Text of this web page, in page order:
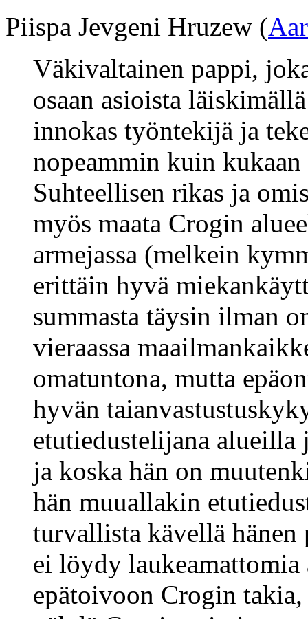
Piispa Jevgeni Hruzew (
Väkivaltainen pappi,
osaan asioista
innokas työntekijä ja
nopeammin kuin
Suhteellisen rikas ja
myös maata Crogin
armejassa (melkein
erittäin hyvä
summasta täysin ilman
vieraassa
omatuntona, mutta
hyvän
etutiedustelijana alueilla
ja koska hän on
hän muuallakin
turvallista kävellä hänen
ei löydy
epätoivoon Crogin